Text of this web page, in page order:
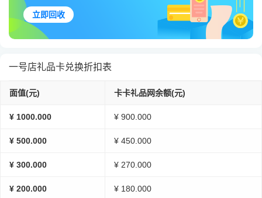
立即回收
一号店礼品卡兑换折扣表
面值(元) 卡卡礼品网余额(元)
¥ 1000.000 ¥ 900.000
¥ 500.000 ¥ 450.000
¥ 300.000 ¥ 270.000
¥ 200.000 ¥ 180.000